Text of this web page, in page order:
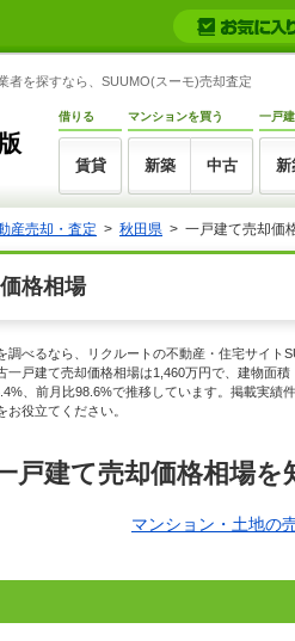
者を探すなら、SUUMO(スーモ)売却査定
借りる
賃貸
マンションを買う
新築 中古
一戸
新
産売却・査定 秋田県 一戸建て売却価
格相場
調べるなら、リクルートの不動産・住宅サイ
戸建て売却価格相場は1,460万円で、建物面
、前月比98.6%で推移しています。掲載実
役立てください。
戸建て売却価格相場
マンション・土地の